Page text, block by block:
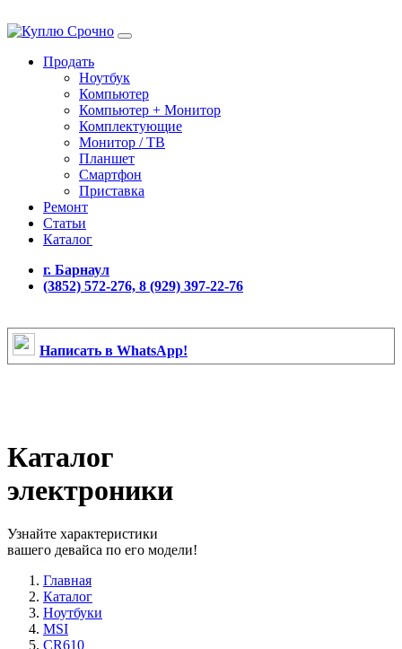
Продать
Ноутбук
Компьютер
Компьютер + Монитор
Комплектующие
Монитор / ТВ
Планшет
Смартфон
Приставка
Ремонт
Статьи
Каталог
г. Барнаул
(3852) 572-276, 8 (929) 397-22-76
Написать в WhatsApp!
Каталог
электроники
Узнайте характеристики
вашего девайса по его модели!
Главная
Каталог
Ноутбуки
MSI
CR610